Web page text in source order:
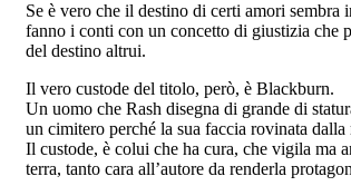
Se è vero che il destino di certi amori
fanno i conti con un concetto di giustizia che
del destino altrui.
Il vero custode del titolo, però, è Blackburn.
Un uomo che Rash disegna di grande di
un cimitero perché la sua faccia rovinata
Il custode, è colui che ha cura, che vigila ma
terra, tanto cara all’autore da renderla